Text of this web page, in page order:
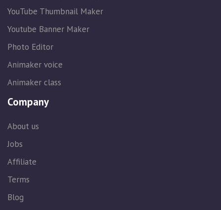
YouTube Thumbnail Maker
Youtube Banner Maker
Photo Editor
Animaker voice
Animaker class
Company
About us
Jobs
Affiliate
Terms
Blog